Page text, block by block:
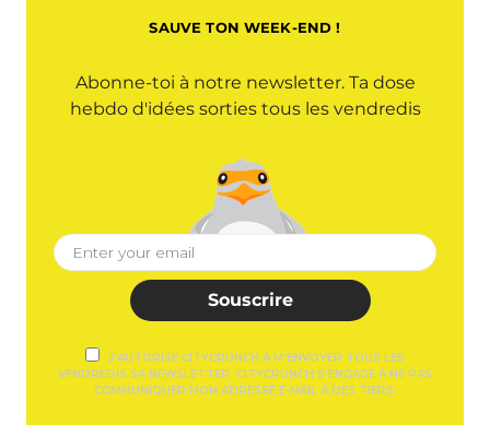
SAUVE TON WEEK-END !
Abonne-toi à notre newsletter. Ta dose
hebdo d'idées sorties tous les vendredis
Souscrire
J'AUTORISE CITYCRUNCH À M'ENVOYER TOUS LES
VENDREDIS SA NEWSLETTER. CITYCRUNCH S'ENGAGE À NE PAS
COMMUNIQUER MON ADRESSE E-MAIL À DES TIERS.